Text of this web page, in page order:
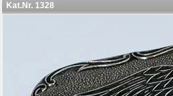
Kat.Nr. 1328